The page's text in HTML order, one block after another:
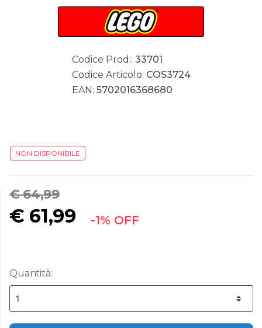
Codice Prod.: 33701
Codice Articolo: COS3724
EAN: 5702016368680
NON DISPONIBILE
€ 64,99
€ 61,99 -1% OFF
Quantità: